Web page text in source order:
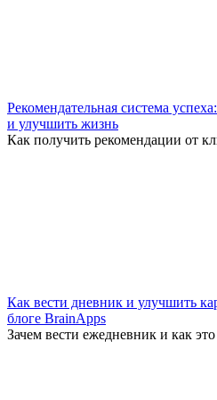
Рекомендательная система
и улучшить жизнь
Как получить рекомендации от
Как вести дневник и улучшить
блоге BrainApps
Зачем вести ежедневник и как